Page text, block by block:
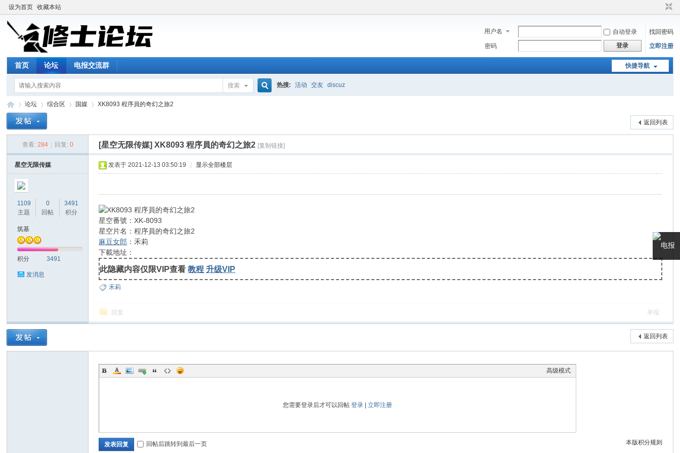
设为首页 收藏本站
用户名 自动登录
找回密码
密码
登录 立即注册
快捷导航
首页 论坛 电报交流群
搜索
索
热搜: 活动 交友 discuz
论
论坛
›
综合区
›
国媒 XK8093 程序員的奇幻之旅2
返回列表
查看: 284 回复: 0 [星空无限传媒]XK8093 程序員的奇幻之旅2 [复制链接]
星空无限传媒
1109
主题
0
回帖
3491
积分
筑基
积分 3491
发消息
发表于 2021-12-13 03:50:19 显示全部楼层
星空番號：XK-8093
星空片名：程序員的奇幻之旅2
麻豆女郎 ：禾莉
下載地址：
此隐藏内容仅限VIP查看教程 升级VIP
禾莉
回复 举报
返回列表
高级模式
您需要登录后才可以回帖登录 |立即注册
本版积分规则
发表回复 回帖后跳转到最后一页
电报
客服